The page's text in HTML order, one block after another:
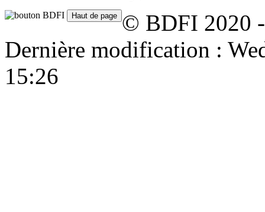
© BDFI 2020
Dernière modification :
15:26